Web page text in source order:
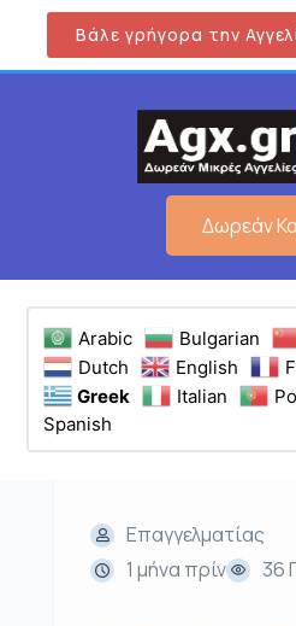
Βάλε γρήγορα την
Δωρεάν
Arabic Bulgarian
Dutch
English
Greek
Italian
Spanish
Επαγγελματίας
1 μήνα πρίν
36